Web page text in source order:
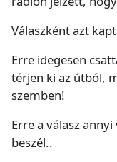
Válaszként azt
Erre idegesen
térjen ki az útból,
szemben!
Erre a válasz
beszél..